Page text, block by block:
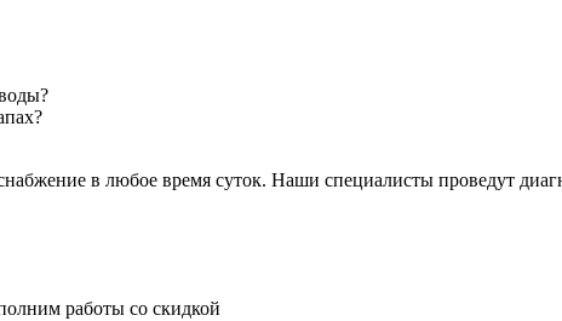
в любое время суток. Наши специалисты проведут
работы со скидкой